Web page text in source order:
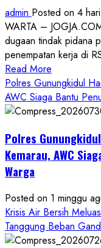
admin Posted on 4
WARTA –
dugaan tindak pidana
penempatan kerja di
Read More
more
about
Dugaan
Masuk
Kerja
Seret
Oknum
Wartawan
Polres Gunungkidul
AWC Siaga Bantu
Polres
Kemarau, AWC
Warga
Posted on 1 minggu
Krisis Air Bersih
Tanggung Beban